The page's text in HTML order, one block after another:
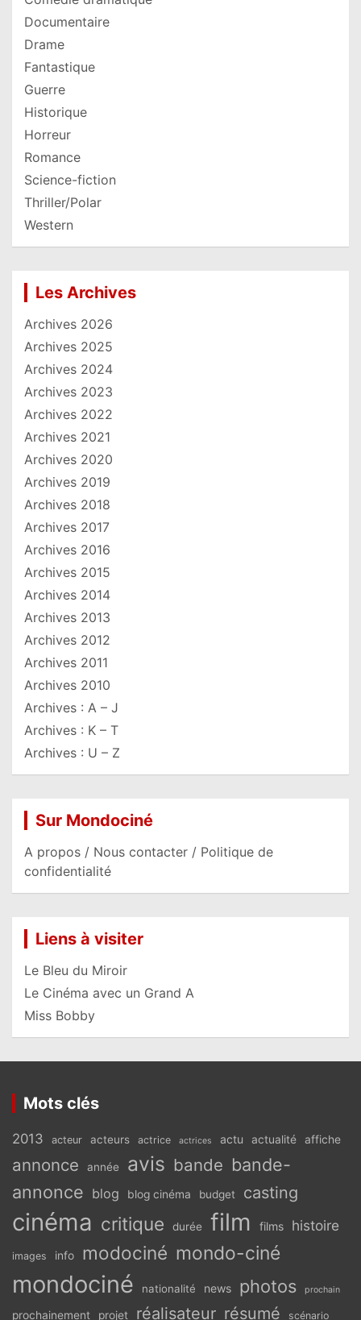
Documentaire
Drame
Fantastique
Guerre
Historique
Horreur
Romance
Science-fiction
Thriller/Polar
Western
Les Archives
Archives 2026
Archives 2025
Archives 2024
Archives 2023
Archives 2022
Archives 2021
Archives 2020
Archives 2019
Archives 2018
Archives 2017
Archives 2016
Archives 2015
Archives 2014
Archives 2013
Archives 2012
Archives 2011
Archives 2010
Archives : A – J
Archives : K – T
Archives : U – Z
Sur Mondociné
A propos / Nous contacter / Politique de
confidentialité
Liens à visiter
Le Bleu du Miroir
Le Cinéma avec un Grand A
Miss Bobby
Mots clés
2013 acteur acteurs actrice actrices actu actualité affiche
annonce année avis bande bande-
annonce blog blog cinéma budget casting
cinéma critique durée film films histoire
images info modociné mondo-ciné
mondociné nationalité news photos prochain
prochainement projet réalisateur résumé scénario